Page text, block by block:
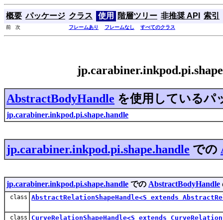
概要 パッケージ クラス 使用 階層ツリー 非推奨 API 索引
前 次 フレームあり フレームなし すべてのクラス
AbstractBodyHandle を使用しているパ
jp.carabiner.inkpod.pi.shape.handle
jp.carabiner.inkpod.pi.shape.handle での
jp.carabiner.inkpod.pi.shape.handle での AbstractBodyHandle
class AbstractRelationShapeHandle<S extends
class CurveRelationShapeHandle<S extends